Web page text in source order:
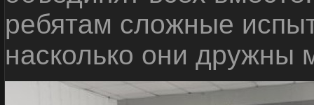
ребятам сложные
насколько они дружны